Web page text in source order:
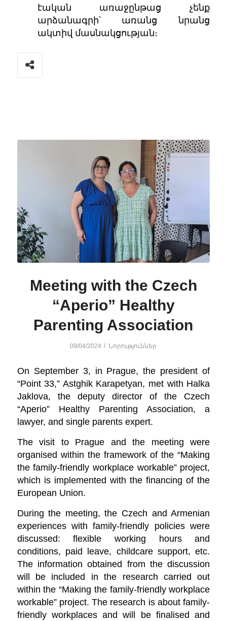
էական առաջընթաց չենք
արձանագրի՝ առանց նրանց
ակտիվ մասնակցության։
Meeting with the Czech
“Aperio” Healthy
Parenting Association
09/04/2024 / Նորություններ
On September 3, in Prague, the president of
“Point 33,” Astghik Karapetyan, met with Halka
Jaklova, the deputy director of the Czech
“Aperio”Healthy Parenting Association, a
lawyer, and single parents expert.
The visit to Prague and the meeting were
organised within the framework of the “Making
the family-friendly workplace workable” project,
which is implemented with the financing of the
European Union.
During the meeting, the Czech and Armenian
experiences with family-friendly policies were
discussed: flexible working hours and
conditions, paid leave, childcare support, etc.
The information obtained from the discussion
will be included in the research carried out
within the “Making the family-friendly workplace
workable” project. The research is about family-
friendly workplaces and will be finalised and